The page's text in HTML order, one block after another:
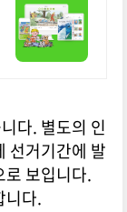
다. 별도의 인
선거기간에 발
로 보입니다.
니다.